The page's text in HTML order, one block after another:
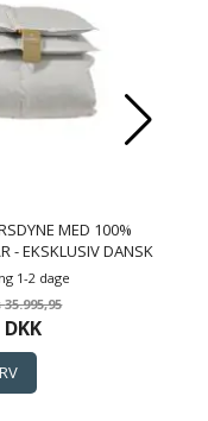
MED 100%
- EKSKLUSIV DANSK
DYNE
1-2 dage
35.995,95
DKK